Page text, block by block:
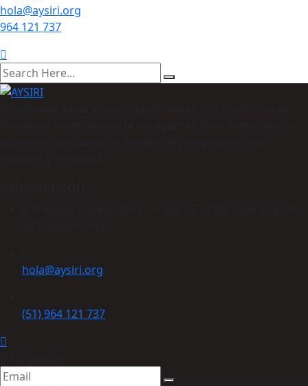
hola@aysiri.org
964 121 737
hola@aysiri.org
(51) 964 121 737